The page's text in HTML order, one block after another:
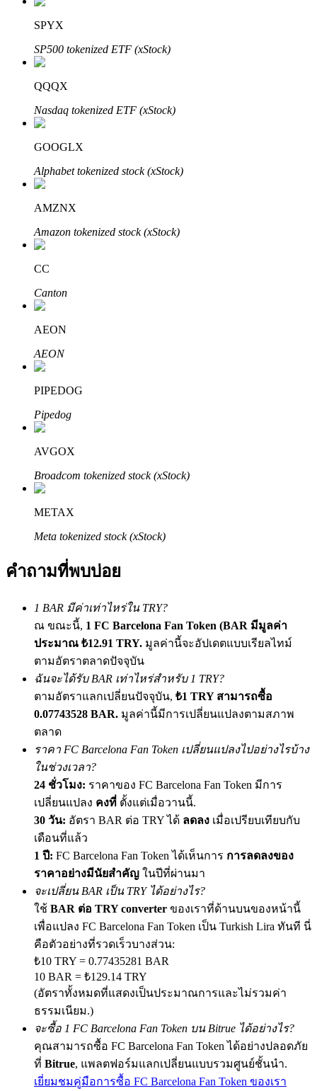
พันธมิตร Bitrue
มากถึง 65% คอมมิชชั่น!
BTC Welcome Rewards
BTC Welcome Rewards
Deposit & Trade BTC to Share 25000 USDT prize pool!
Deposit CASHCAT & Win
Share 500000 CASHCAT prize pool
Exclusive for BitMart Users
Register & Trade to Win 500,000 USDT
Precious Metals Trading Carnival
Trade Gold & Silver · 33,333 USDT Bonus
USDT New User Exclusive 10% APR
USDT Flexible Staking | Daily Rewards
SPYX
SP500 tokenized ETF (xStock)
QQQX
Nasdaq tokenized ETF (xStock)
GOOGLX
Alphabet tokenized stock (xStock)
AMZNX
Amazon tokenized stock (xStock)
CC
Canton
AEON
AEON
PIPEDOG
Pipedog
AVGOX
Broadcom tokenized stock (xStock)
METAX
Meta tokenized stock (xStock)
คำถามที่พบบ่อย
1 BAR มีค่าเท่าไหร่ใน TRY?
ณ ขณะนี้, 1 FC Barcelona Fan Token (BAR มีมูลค่า
ประมาณ ₺12.91 TRY. มูลค่านี้จะอัปเดตแบบเรียลไทม์
ตามอัตราตลาดปัจจุบัน
ฉันจะได้รับ BAR เท่าไหร่สำหรับ 1 TRY?
ตามอัตราแลกเปลี่ยนปัจจุบัน, ₺1 TRY สามารถซื้อ
0.07743528 BAR. มูลค่านี้มีการเปลี่ยนแปลงตามสภาพ
ตลาด
ราคา FC Barcelona Fan Token เปลี่ยนแปลงไปอย่างไรบ้าง
ในช่วงเวลา?
24 ชั่วโมง: ราคาของ FC Barcelona Fan Token มีการ
เปลี่ยนแปลง คงที่ ตั้งแต่เมื่อวานนี้.
30 วัน: อัตรา BAR ต่อ TRY ได้ ลดลง เมื่อเปรียบเทียบกับ
เดือนที่แล้ว
1 ปี: FC Barcelona Fan Token ได้เห็นการ การลดลงของ
ราคาอย่างมีนัยสำคัญ ในปีที่ผ่านมา
จะเปลี่ยน BAR เป็น TRY ได้อย่างไร?
ใช้ BAR ต่อ TRY converter ของเราที่ด้านบนของหน้านี้
เพื่อแปลง FC Barcelona Fan Token เป็น Turkish Lira ทันที นี่
คือตัวอย่างที่รวดเร็วบางส่วน:
₺10 TRY = 0.77435281 BAR
10 BAR = ₺129.14 TRY
(อัตราทั้งหมดที่แสดงเป็นประมาณการและไม่รวมค่า
ธรรมเนียม.)
จะซื้อ 1 FC Barcelona Fan Token บน Bitrue ได้อย่างไร?
คุณสามารถซื้อ FC Barcelona Fan Token ได้อย่างปลอดภัย
ที่ Bitrue, แพลตฟอร์มแลกเปลี่ยนแบบรวมศูนย์ชั้นนำ.
เยี่ยมชมคู่มือการซื้อ FC Barcelona Fan Token ของเรา